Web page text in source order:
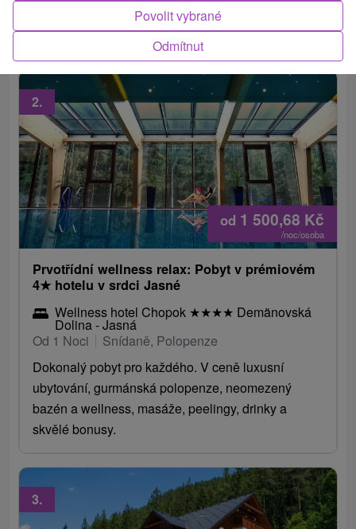
romantickými pobyty a možností relaxovat ve
vířivce, sauně či minifitness.
od 1 500,68 Kč
/noc/osoba
2.
Prvotřídní wellness relax: Pobyt v prémiovém
4★ hotelu v srdci Jasné
Wellness hotel Chopok ★★★★ Demänovská
Dolina - Jasná
Od 1 Noci
Snídaně, Polopenze
Dokonalý pobyt pro každého. V ceně luxusní
ubytování, gurmánská polopenze, neomezený
bazén a wellness, masáže, peelingy, drinky a
skvělé bonusy.
3.
Odmítnut
Povolit vybrané